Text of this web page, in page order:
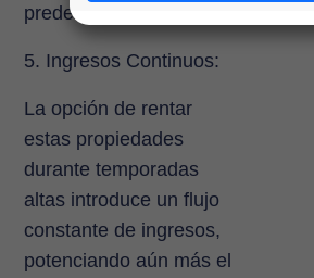
predecible.
5. Ingresos Continuos:
La opción de rentar
estas propiedades
durante temporadas
altas introduce un flujo
constante de ingresos,
potenciando aún más el